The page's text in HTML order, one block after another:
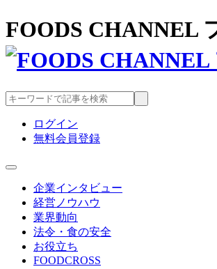
FOODS CHANNEL
ログイン
無料会員登録
企業インタビュー
経営ノウハウ
業界動向
法令・食の安全
お役立ち
FOODCROSS